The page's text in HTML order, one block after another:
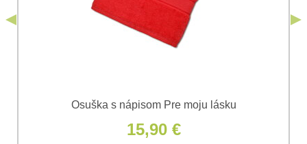
Osuška s nápisom Pre moju lásku
15,90 €